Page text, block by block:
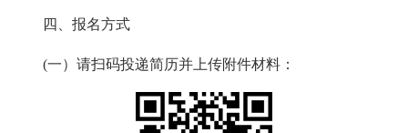
四、报名方式
(一）请扫码投递简历并上传附件材料：